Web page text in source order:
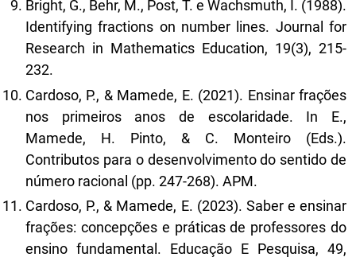
Bright, G., Behr, M., Post, T. e Wachsmuth, I. (1988).
Identifying fractions on number lines. Journal for
Research in Mathematics Education, 19(3), 215-
232.
Cardoso, P., & Mamede, E. (2021). Ensinar frações
nos primeiros anos de escolaridade. In E.,
Mamede, H. Pinto, & C. Monteiro (Eds.).
Contributos para o desenvolvimento do sentido de
número racional (pp. 247-268). APM.
Cardoso, P., & Mamede, E. (2023). Saber e ensinar
frações: concepções e práticas de professores do
ensino fundamental. Educação E Pesquisa, 49,